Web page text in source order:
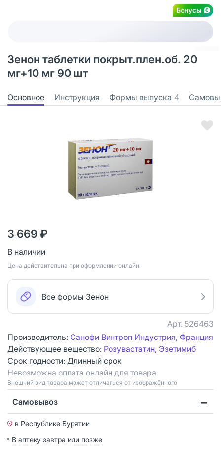
Бонусы
Зенон таблетки покрыт.плен.об. 20
мг+10 мг 90 шт
Основное Инструкция Формы выпуска 4
3 669 ₽
В наличии
Цена действительна при оформлении онлайн
Все формы Зенон
Арт. 526463
Производитель: Санофи Винтроп Индустрия, Франция
Действующее вещество: Розувастатин, Эзетимиб
Срок годности: Длинный срок
Невозможна оплата онлайн для товара
Bнешний вид товара может отличаться от изображённого
Самовывоз
в Республике Бурятии
В аптеку завтра или позже